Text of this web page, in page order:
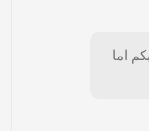
اما